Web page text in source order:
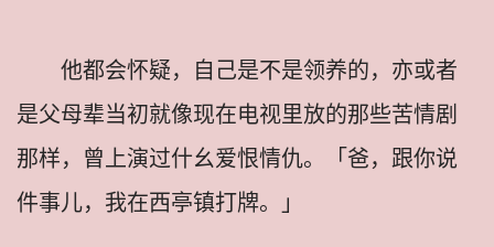
他都会怀疑，自己是不是领养的，亦或者
是父母辈当初就像现在电视里放的那些苦情剧
那样，曾上演过什幺爱恨情仇。「爸，跟你说
件事儿，我在西亭镇打牌。」